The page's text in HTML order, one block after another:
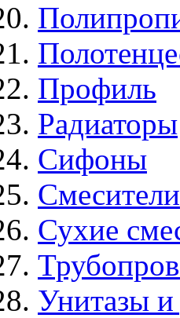
Профиль
Радиаторы
Сифоны
Смесители
Сухие
Унитазы